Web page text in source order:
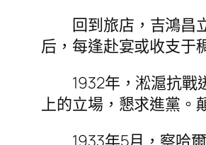
回到旅店，吉鴻昌
后，每逢赴宴或收支于
1932年，淞滬抗戰
上的立場，懇求進黨。